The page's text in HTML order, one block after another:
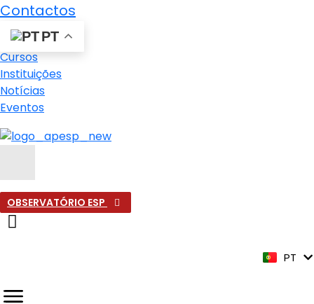
Contactos
PT
Cursos
Instituições
Notícias
Eventos
OBSERVATÓRIO ESP
PT
ES